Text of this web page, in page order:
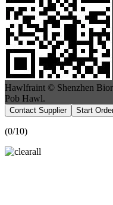
Hawlfraint © Shenzhen
Pob Hawl.
Contact Supplier Start
(0/10)